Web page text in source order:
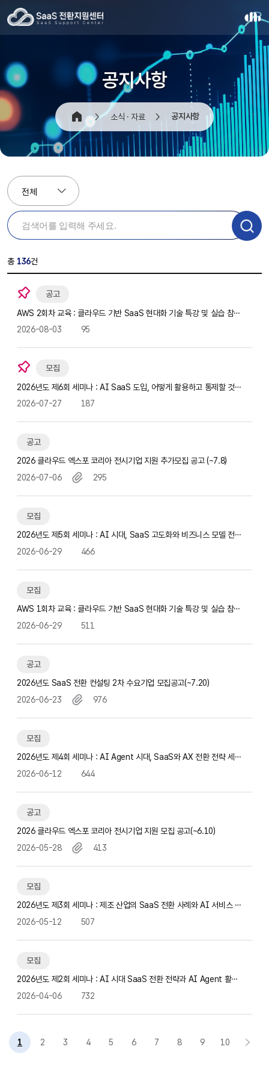
공지사항
소식 · 자료 공지사항
총 136건
전체
공고
AWS 2회차 교육 : 클라우드 기반 SaaS 현대화 기술 특강 및 실습 참가
자 모집(~8.17)
2026-08-03 95
모집
2026년도 제6회 세미나 : AI SaaS 도입, 어떻게 활용하고 통제할 것인
가? 참가자 모집(~8.18)
2026-07-27 187
공고
2026 클라우드 엑스포 코리아 전시기업 지원 추가모집 공고 (~7.8)
2026-07-06
295
모집
2026년도 제5회 세미나 : AI 시대, SaaS 고도화와 비즈니스 모델 전환
전략 세미나 참가자 모집(~…
2026-06-29 466
모집
AWS 1회차 교육 : 클라우드 기반 SaaS 현대화 기술 특강 및 실습 참가
자 모집(~7.12)
2026-06-29 511
공고
2026년도 SaaS 전환 컨설팅 2차 수요기업 모집공고(~7.20)
2026-06-23
976
모집
2026년도 제4회 세미나 : AI Agent 시대, SaaS와 AX 전환 전략 세미
나 참가자 모집(~6.2…
2026-06-12 644
공고
2026 클라우드 엑스포 코리아 전시기업 지원 모집 공고(~6.10)
2026-05-28
413
모집
2026년도 제3회 세미나 : 제조 산업의 SaaS 전환 사례와 AI 서비스 운
영 전략 세미나 참가자 모집(…
2026-05-12 507
모집
2026년도 제2회 세미나 : AI 시대 SaaS 전환 전략과 AI Agent 활용
사례 세미나 참가자 모집…
2026-04-06 732
1 2 3 4 5 6 7 8 9 10